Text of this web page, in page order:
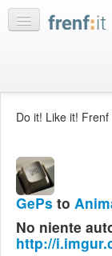
My
discussions
Bookmarks
Best
Do it! Like it! Frenf
GePs to
No niente
http://